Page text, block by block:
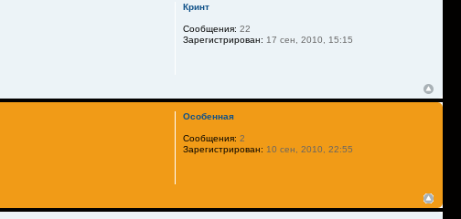
Кринт
Сообщения: 22
Зарегистрирован: 17 сен, 2010, 15:15
Особенная
Сообщения: 2
Зарегистрирован: 10 сен, 2010, 22:55